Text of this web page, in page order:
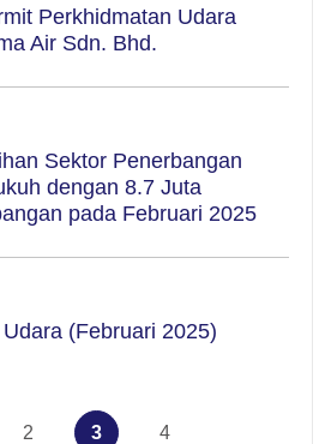
Perkhidmatan Udara
Air Sdn. Bhd.
Sektor Penerbangan
dengan 8.7 Juta
pada Februari 2025
(Februari 2025)
2 3 4